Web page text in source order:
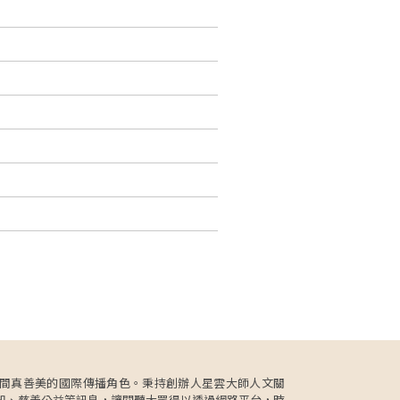
真善美的國際傳播角色。秉持創辦人星雲大師人文關